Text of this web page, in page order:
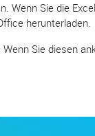
Wenn Sie die
herunterladen.
Sie diesen